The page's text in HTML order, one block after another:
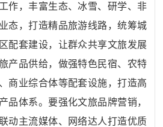
作，丰富生态、冰雪、研学、非
态，打造精品旅游线路，统筹城
配套建设，让群众共享文旅发展
产品供给，做强特色民宿、农特
商业综合体等配套设施，打造高
品体系。要强化文旅品牌营销，
动主流媒体、网络达人打造优质